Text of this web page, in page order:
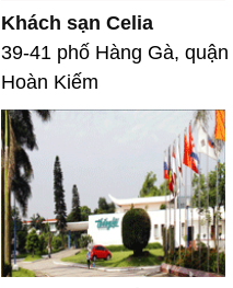
Khách sạn Celia
39-41 phố Hàng Gà, quận
Hoàn Kiếm